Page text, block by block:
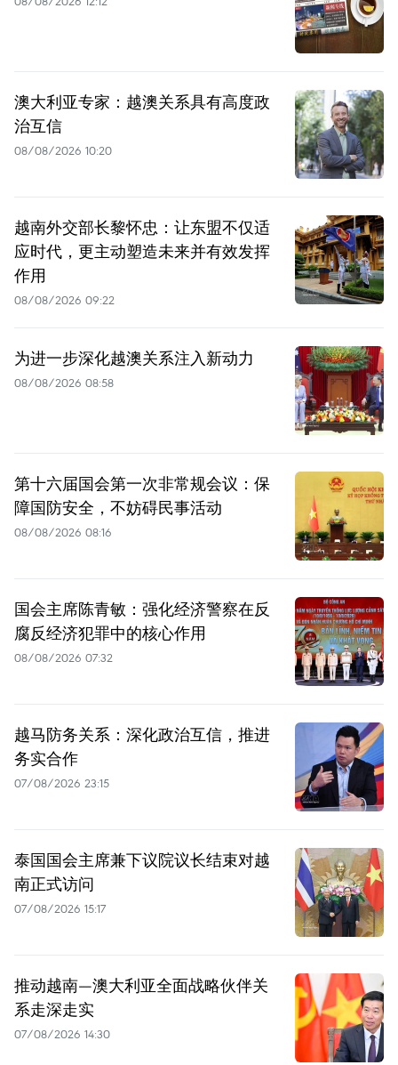
澳大利亚专家：越澳关系具有高度政
治互信
08/08/2026 10:20
越南外交部长黎怀忠：让东盟不仅适
应时代，更主动塑造未来并有效发挥
作用
08/08/2026 09:22
为进一步深化越澳关系注入新动力
08/08/2026 08:58
第十六届国会第一次非常规会议：保
障国防安全，不妨碍民事活动
08/08/2026 08:16
国会主席陈青敏：强化经济警察在反
腐反经济犯罪中的核心作用
08/08/2026 07:32
越马防务关系：深化政治互信，推进
务实合作
07/08/2026 23:15
泰国国会主席兼下议院议长结束对越
南正式访问
07/08/2026 15:17
推动越南—澳大利亚全面战略伙伴关
系走深走实
07/08/2026 14:30